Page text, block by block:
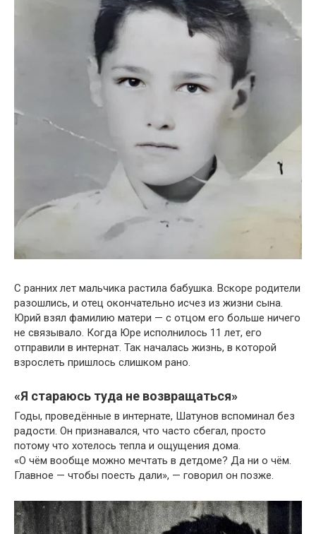
С ранних лет мальчика растила бабушка. Вскоре родители
разошлись, и отец окончательно исчез из жизни сына.
Юрий взял фамилию матери — с отцом его больше ничего
не связывало. Когда Юре исполнилось 11 лет, его
отправили в интернат. Так началась жизнь, в которой
взрослеть пришлось слишком рано.
«Я стараюсь туда не возвращаться»
Годы, проведённые в интернате, Шатунов вспоминал без
радости. Он признавался, что часто сбегал, просто
потому что хотелось тепла и ощущения дома.
«О чём вообще можно мечтать в детдоме? Да ни о чём.
Главное — чтобы поесть дали», — говорил он позже.